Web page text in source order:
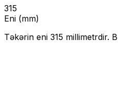
315
Eni (mm)
Təkərin eni 315 millimetrdir.